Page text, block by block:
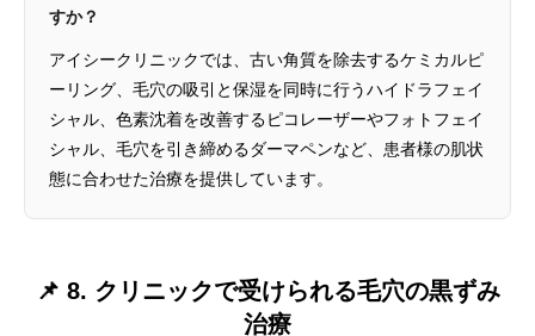
すか？
アイシークリニックでは、古い角質を除去するケミカルピ
ーリング、毛穴の吸引と保湿を同時に行うハイドラフェイ
シャル、色素沈着を改善するピコレーザーやフォトフェイ
シャル、毛穴を引き締めるダーマペンなど、患者様の肌状
態に合わせた治療を提供しています。
📌 8. クリニックで受けられる毛穴の黒ずみ
治療